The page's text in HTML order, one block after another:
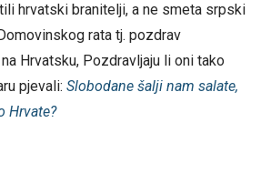
hrvatski branitelji, a ne smeta srpski
rata tj. pozdrav
Hrvatsku, Pozdravljaju li oni tako
pjevali: Slobodane šalji nam salate,
Hrvate?